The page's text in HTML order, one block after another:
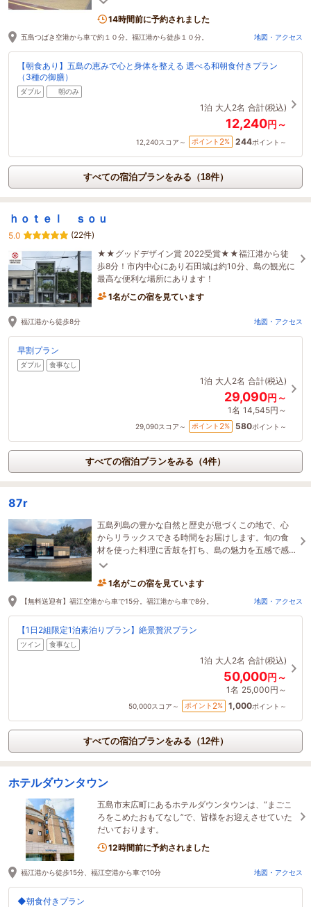
14時間前に予約されました
五島つばき空港から車で約１０分。福江港から徒歩１０分。 地図・アクセス
【朝食あり】五島の恵みで心と身体を整える 選べる和朝食付きプラン
（3種の御膳）
ダブル 朝のみ
1泊 大人2名 合計(税込)
12,240円～
12,240スコア～ ポイント 2% 244ポイント～
すべての宿泊プランをみる（18件）
ｈｏｔｅｌ ｓｏｕ
5.0
(22件)
★★グッドデザイン賞 2022受賞★★福江港から徒
歩8分！市内中心にあり石田城は約10分、島の観光に
最高な便利な場所にあります！
1名がこの宿を見ています
福江港から徒歩8分 地図・アクセス
早割プラン
ダブル 食事なし
1泊 大人2名 合計(税込)
29,090円～
1名 14,545円～
29,090スコア～ ポイント 2% 580ポイント～
すべての宿泊プランをみる（4件）
87r
五島列島の豊かな自然と歴史が息づくこの地で、心
からリラックスできる時間をお届けします。旬の食
材を使った料理に舌鼓を打ち、島の魅力を五感で感
じる贅沢な空間で、特別なひとときをお過ごしくだ
1名がこの宿を見ています
【無料送迎有】福江空港から車で15分。福江港から車で8分。 地図・アクセス
【1日2組限定1泊素泊りプラン】絶景贅沢プラン
ツイン 食事なし
1泊 大人2名 合計(税込)
50,000円～
1名 25,000円～
50,000スコア～ ポイント 2% 1,000ポイント～
すべての宿泊プランをみる（12件）
ホテルダウンタウン
五島市末広町にあるホテルダウンタウンは、“まごこ
ろをこめたおもてなし”で、皆様をお迎えさせていた
だいております。
12時間前に予約されました
福江港から徒歩15分、福江空港から車で10分 地図・アクセス
◆朝食付きプラン